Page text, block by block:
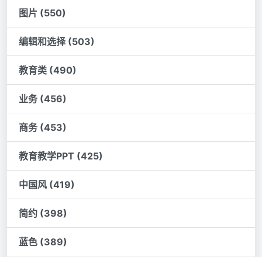
图片 (550)
编辑和选择 (503)
教育类 (490)
业务 (456)
商务 (453)
教育教学PPT (425)
中国风 (419)
简约 (398)
蓝色 (389)